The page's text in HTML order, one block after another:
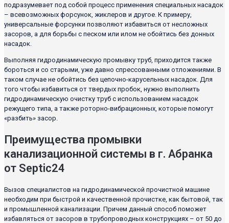
подразумевает под собой процесс применения специальных насадок
– всевозможных форсунок, жиклеров и другое. К примеру,
универсальные форсунки позволяют избавиться от несложных
засоров, а для борьбы с песком или илом не обойтись без донных
насадок.
Выполняя гидродинамическую промывку труб, приходится также
бороться и со старыми, уже давно спрессованными отложениями. В
таком случае не обойтись без цепочно-карусельных насадок. Для
того чтобы избавиться от твердых пробок, нужно выполнить
гидродинамическую очистку труб с использованием насадок
режущего типа, а также роторно-вибрационных, которые помогут
«разбить» засор.
Преимущества промывки
канализационной системы в г. Абранка
от Septic24
Вызов специалистов на гидродинамической прочистной машине
необходим при быстрой и качественной прочистке, как бытовой, так
и промышленной канализации. Причем данный способ поможет
избавляться от засоров в трубопроводных конструкциях – от 50 до